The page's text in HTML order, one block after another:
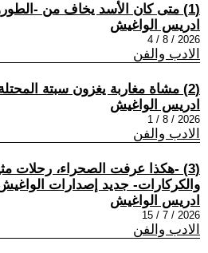
(1) متى كان الأسد يخاف من -الطورو-..؟
ادريس الواغيش
2026 / 8 / 4
الادب والفن
(2) مشاة مغاربة يغزون سبتة المحتلة..!!
ادريس الواغيش
2026 / 8 / 1
الادب والفن
(3) -هكذا عرفت الصحراء، رحلات
والكركارات- جديد إصدارات
ادريس الواغيش
2026 / 7 / 15
الادب والفن